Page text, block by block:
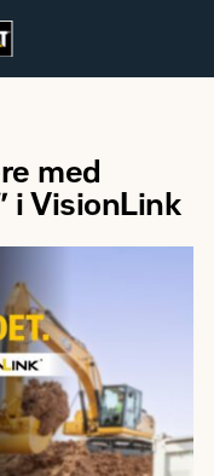
med
i VisionLink